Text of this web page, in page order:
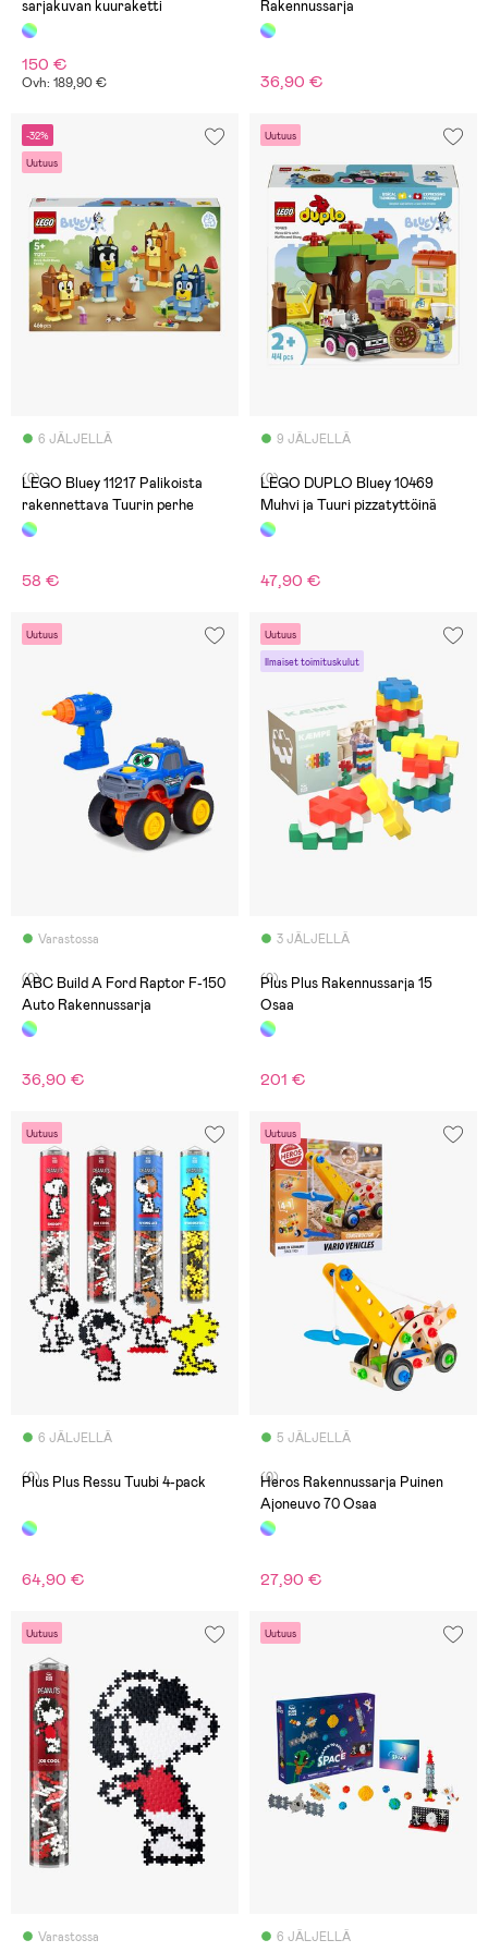
sarjakuvan kuuraketti
150 €
Ovh: 189,90 €
Rakennussarja
36,90 €
-32%
Uutuus
6 JÄLJELLÄ
(0)
LEGO Bluey 11217 Palikoista
rakennettava Tuurin perhe
58 €
Uutuus
9 JÄLJELLÄ
(0)
LEGO DUPLO Bluey 10469
Muhvi ja Tuuri pizzatyttöinä
47,90 €
Uutuus
Varastossa
(0)
ABC Build A Ford Raptor F-150
Auto Rakennussarja
36,90 €
Uutuus
Ilmaiset toimituskulut
3 JÄLJELLÄ
(0)
Plus Plus Rakennussarja 15
Osaa
201 €
Uutuus
6 JÄLJELLÄ
(0)
Plus Plus Ressu Tuubi 4-pack
64,90 €
Uutuus
5 JÄLJELLÄ
(0)
Heros Rakennussarja Puinen
Ajoneuvo 70 Osaa
27,90 €
Uutuus
Varastossa
Uutuus
6 JÄLJELLÄ